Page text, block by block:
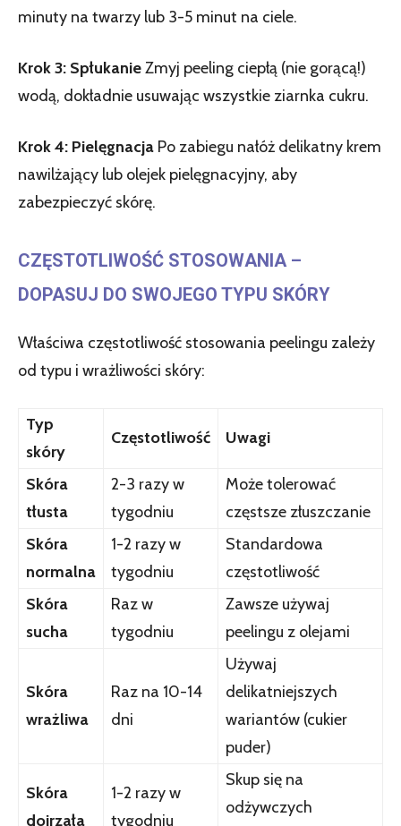
minuty na twarzy lub 3-5 minut na ciele.
Krok 3: SpłukanieZmyj peeling ciepłą (nie gorącą!)
wodą, dokładnie usuwając wszystkie ziarnka cukru.
Krok 4: Pielęgnacja Po zabiegu nałóż delikatny krem
nawilżający lub olejek pielęgnacyjny, aby
zabezpieczyć skórę.
CZĘSTOTLIWOŚĆ STOSOWANIA –
DOPASUJ DO SWOJEGO TYPU SKÓRY
Właściwa częstotliwość stosowania peelingu zależy
od typu i wrażliwości skóry:
Typ
skóry
Częstotliwość Uwagi
Skóra
tłusta
2-3 razy w
tygodniu
Może tolerować
częstsze złuszczanie
Skóra
normalna
1-2 razy w
tygodniu
Standardowa
częstotliwość
Skóra
sucha
Raz w
tygodniu
Zawsze używaj
peelingu z olejami
Skóra
wrażliwa
Raz na 10-14
dni
Używaj
delikatniejszych
wariantów (cukier
puder)
Skóra
dojrzała
1-2 razy w
tygodniu
Skup się na
odżywczych